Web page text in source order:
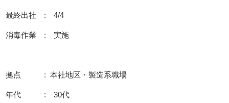
最終出社 : 4/4
消毒作業 : 実施
拠点 : 本社地区・製造系職場
年代 : 30代